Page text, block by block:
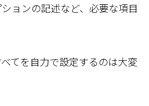
ョンの記述など、必要な項目
てを自力で設定するのは大変